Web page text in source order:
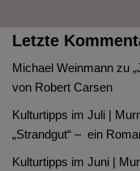
Letzte
Michael Weinmann zu
von Robert Carsen
Kulturtipps im Juli |
„Strandgut“ – ein
Kulturtipps im Juni |